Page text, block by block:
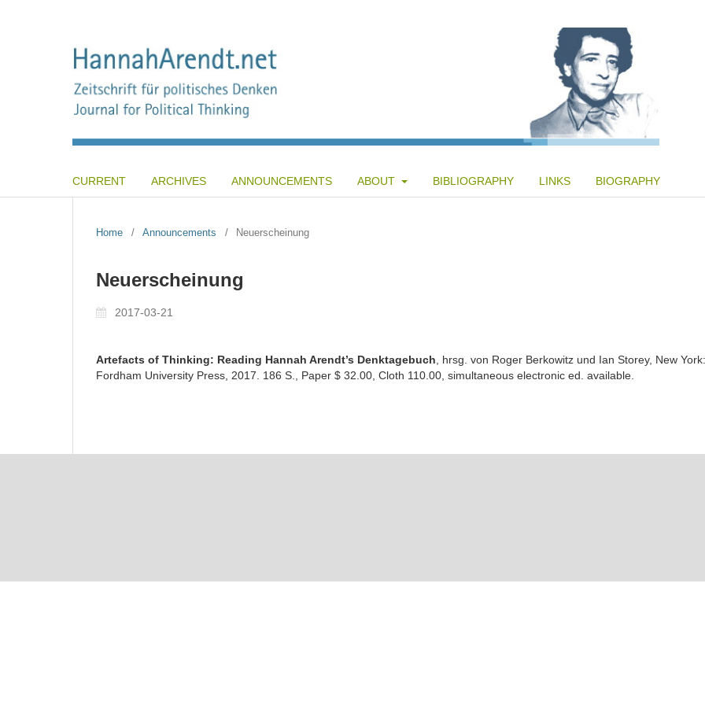
CURRENT ARCHIVES ANNOUNCEMENTS ABOUT BIBLIOGRAPHY LINKS BIOGRAPHY
Home / Announcements / Neuerscheinung
Neuerscheinung
2017-03-21
Artefacts of Thinking: Reading Hannah Arendt’s Denktagebuch , hrsg. von Roger Berkowitz und Ian Storey, New York:
Fordham University Press, 2017. 186 S., Paper $ 32.00, Cloth 110.00, simultaneous electronic ed. available.